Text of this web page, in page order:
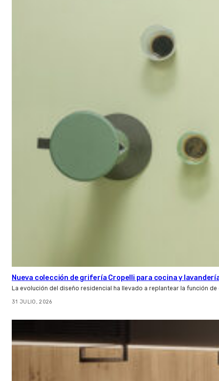
Nueva colección de grifería Cropelli para cocina y
La evolución del diseño residencial ha llevado a replantear la función
31 JULIO, 2026